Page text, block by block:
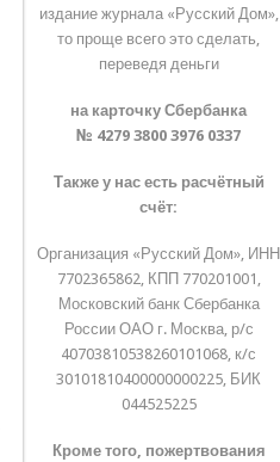
издание журнала «Русский Дом»,
то проще всего это сделать,
переведя деньги
на карточку Сбербанка
№ 4279 3800 3976 0337
Также у нас есть расчётный
счёт:
Организация «Русский Дом», ИНН
7702365862, КПП 770201001,
Московский банк Сбербанка
России ОАО г. Москва, р/с
40703810538260101068, к/с
30101810400000000225, БИК
044525225
Кроме того, пожертвования